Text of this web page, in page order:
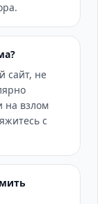
сайт, не
на взлом
с